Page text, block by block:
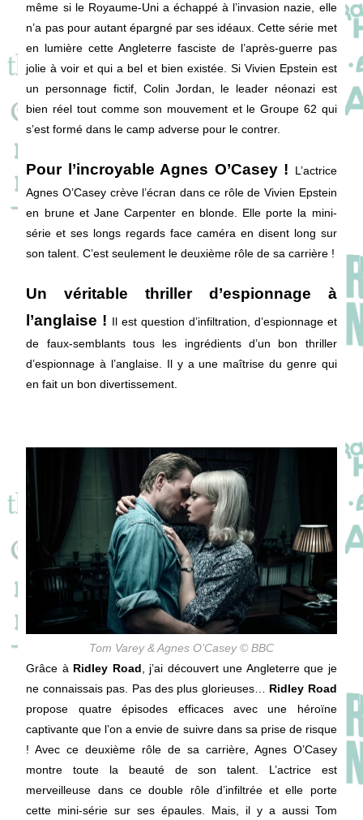
même si le Royaume-Uni a échappé à l’invasion nazie, elle
n’a pas pour autant épargné par ses idéaux. Cette série met
en lumière cette Angleterre fasciste de l’après-guerre pas
jolie à voir et qui a bel et bien existée. Si Vivien Epstein est
un personnage fictif, Colin Jordan, le leader néonazi est
bien réel tout comme son mouvement et le Groupe 62 qui
s’est formé dans le camp adverse pour le contrer.
Pour l’incroyable Agnes O’Casey !
L’actrice
Agnes O’Casey crève l’écran dans ce rôle de Vivien Epstein
en brune et Jane Carpenter en blonde. Elle porte la mini-
série et ses longs regards face caméra en disent long sur
son talent. C’est seulement le deuxième rôle de sa carrière !
Un véritable thriller d’espionnage à
l’anglaise ! Il est question d’infiltration, d’espionnage et
de faux-semblants tous les ingrédients d’un bon thriller
d’espionnage à l’anglaise. Il y a une maîtrise du genre qui
en fait un bon divertissement.
Tom Varey & Agnes O’Casey © BBC
Grâce à Ridley Road , j’ai découvert une Angleterre que je
ne connaissais pas. Pas des plus glorieuses… Ridley Road
propose quatre épisodes efficaces avec une héroïne
captivante que l’on a envie de suivre dans sa prise de risque
! Avec ce deuxième rôle de sa carrière, Agnes O’Casey
montre toute la beauté de son talent. L’actrice est
merveilleuse dans ce double rôle d’infiltrée et elle porte
cette mini-série sur ses épaules. Mais, il y a aussi Tom